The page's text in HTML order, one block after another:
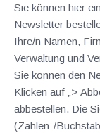
Sie können hier
Newsletter
Ihre/n Namen,
Verwaltung und
Sie können den
Klicken auf „>
abbestellen. Die
(Zahlen-/